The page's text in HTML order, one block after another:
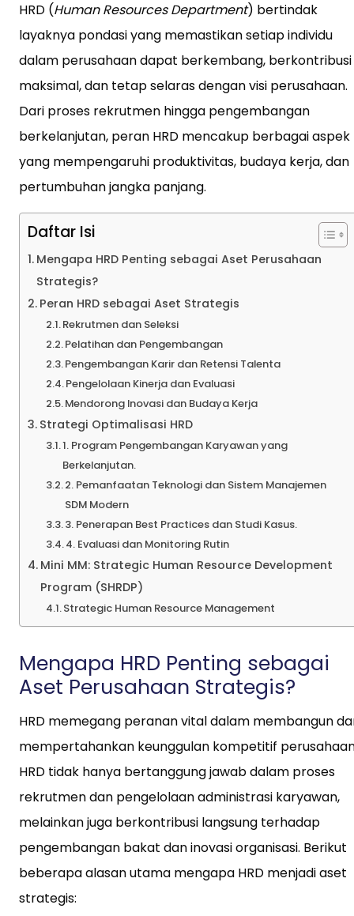
HRD (Human Resources Department) bertindak
layaknya pondasi yang memastikan setiap individu
dalam perusahaan dapat berkembang, berkontribusi
maksimal, dan tetap selaras dengan visi perusahaan.
Dari proses rekrutmen hingga pengembangan
berkelanjutan, peran HRD mencakup berbagai aspek
yang mempengaruhi produktivitas, budaya kerja, dan
pertumbuhan jangka panjang.
Daftar Isi
Mengapa HRD Penting sebagai Aset Perusahaan
Strategis?
Peran HRD sebagai Aset Strategis
Rekrutmen dan Seleksi
Pelatihan dan Pengembangan
Pengembangan Karir dan Retensi Talenta
Pengelolaan Kinerja dan Evaluasi
Mendorong Inovasi dan Budaya Kerja
Strategi Optimalisasi HRD
1. Program Pengembangan Karyawan yang
Berkelanjutan.
2. Pemanfaatan Teknologi dan Sistem Manajemen
SDM Modern
3. Penerapan Best Practices dan Studi Kasus.
4. Evaluasi dan Monitoring Rutin
Mini MM: Strategic Human Resource Development
Program (SHRDP)
Strategic Human Resource Management
Mengapa HRD Penting sebagai
Aset Perusahaan Strategis?
HRD memegang peranan vital dalam membangun
mempertahankan keunggulan kompetitif
HRD tidak hanya bertanggung jawab dalam proses
rekrutmen dan pengelolaan administrasi karyawan,
melainkan juga berkontribusi langsung terhadap
pengembangan bakat dan inovasi organisasi. Berikut
beberapa alasan utama mengapa HRD menjadi aset
strategis: